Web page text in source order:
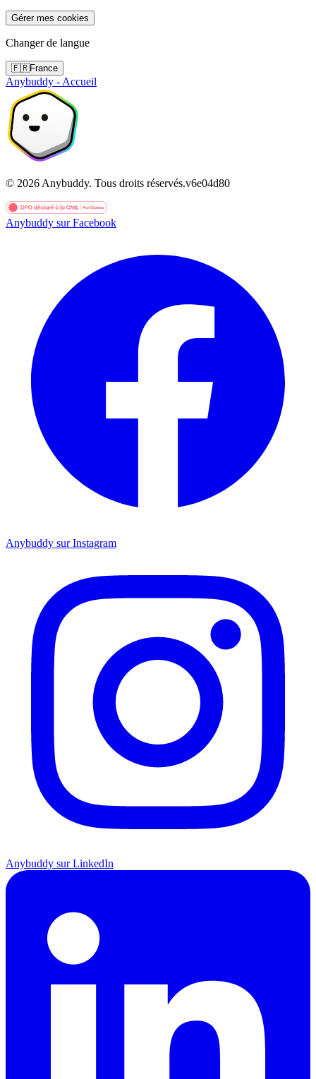
Gérer mes cookies
Changer de langue
🇫🇷France
Anybuddy - Accueil
© 2026 Anybuddy. Tous droits réservés.v6e04d80
Anybuddy sur Facebook
Anybuddy sur Instagram
Anybuddy sur LinkedIn